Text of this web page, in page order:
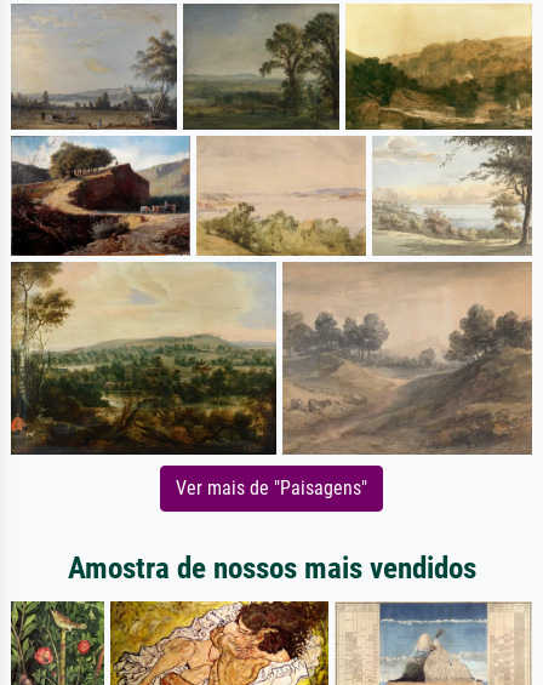
Ver mais de "Paisagens"
Amostra de nossos mais vendidos